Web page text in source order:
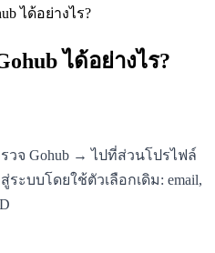
ได้อย่างไร?
ได้อย่างไร?
จ Gohub → ไปที่ส่วนโปรไฟล์
ะบบโดยใช้ตัวเลือกเดิม: email,